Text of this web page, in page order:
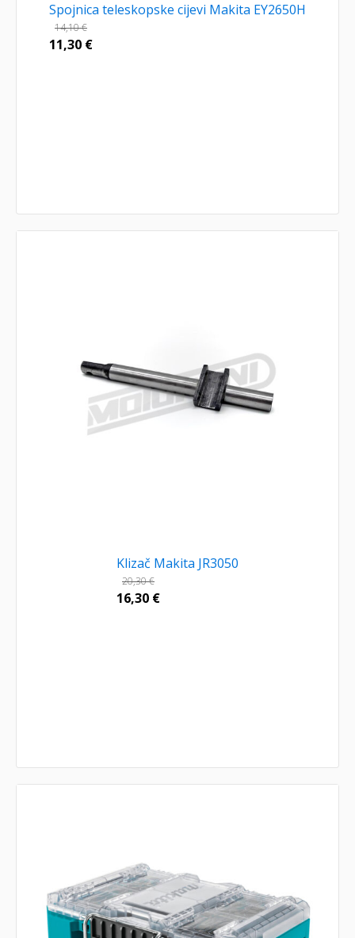
Spojnica teleskopske cijevi Makita EY2650H
14,10€
11,30 €
Klizač Makita JR3050
20,30€
16,30 €